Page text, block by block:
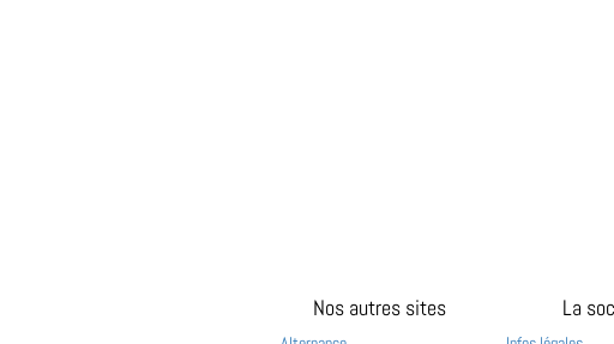
Nos autres sites La